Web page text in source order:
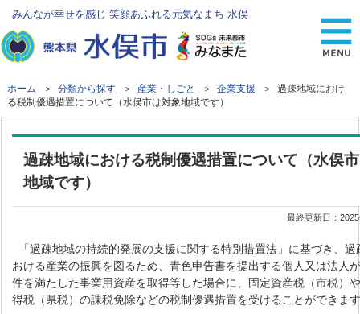
みんなが幸せを感じ 笑顔あふれる元気なまち 水俣
ホーム ＞分類から探す ＞ 産業・しごと ＞企業支援
＞ 過疎地域におけ
る税制優遇措置について（水俣市は対象地域です）
過疎地域における税制優遇措置について（水俣
地域です）
最終更新日：
「過疎地域の持続的発展の支援に関する特別措置法」に基づき、過
おける産業の振興を図るため、青色申告書を提出する個人又は法人
件を満たした事業用資産を取得等した場合に、固定資産税（市税）
得税（県税）の課税免除などの税制優遇措置を受けることができま